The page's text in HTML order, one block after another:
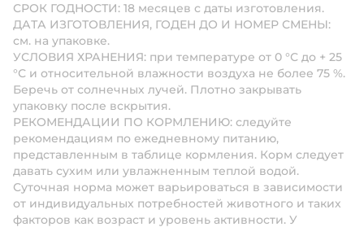
СРОК ГОДНОСТИ: 18 месяцев с даты изготовления.
ДАТА ИЗГОТОВЛЕНИЯ, ГОДЕН ДО И НОМЕР СМЕНЫ:
см. на упаковке.
УСЛОВИЯ ХРАНЕНИЯ: при температуре от 0 °С до + 25
°С и относительной влажности воздуха не более 75 %.
Беречь от солнечных лучей. Плотно закрывать
упаковку после вскрытия.
РЕКОМЕНДАЦИИ ПО КОРМЛЕНИЮ: следуйте
рекомендациям по ежедневному питанию,
представленным в таблице кормления. Корм следует
давать сухим или увлажненным теплой водой.
Суточная норма может варьироваться в зависимости
от индивидуальных потребностей животного и таких
факторов как возраст и уровень активности. У